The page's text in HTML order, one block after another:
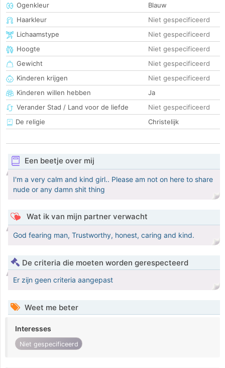
Ogenkleur
Blauw
Haarkleur
Niet gespecificeerd
Lichaamstype
Niet gespecificeerd
Hoogte
Niet gespecificeerd
Gewicht
Niet gespecificeerd
Kinderen krijgen
Niet gespecificeerd
Kinderen willen hebben
Ja
Verander Stad / Land voor de liefde
Niet gespecificeerd
De religie
Christelijk
Een beetje over mij
I'm a very calm and kind girl.. Please am not on here to share
nude or any damn shit thing
Wat ik van mijn partner verwacht
God fearing man, Trustworthy, honest, caring and kind.
De criteria die moeten worden gerespecteerd
Er zijn geen criteria aangepast
Weet me beter
Interesses
Niet gespecificeerd